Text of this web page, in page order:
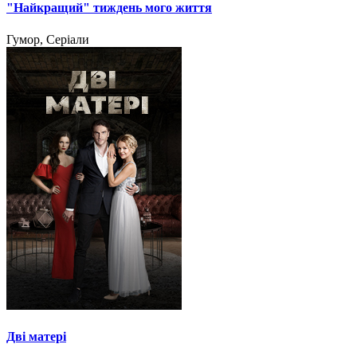
"Найкращий" тиждень мого життя
Гумор, Серіали
Дві матері